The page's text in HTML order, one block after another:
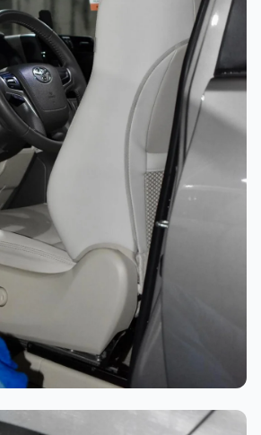
تلميع احترافي